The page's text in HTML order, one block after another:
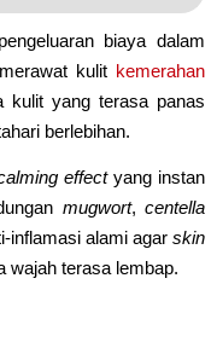
biaya dalam
kulit kemerahan
kulit yang terasa panas
berlebihan.
effectyang instan
mugwort,centella
inflamasi alami agar skin
wajah terasa lembap.